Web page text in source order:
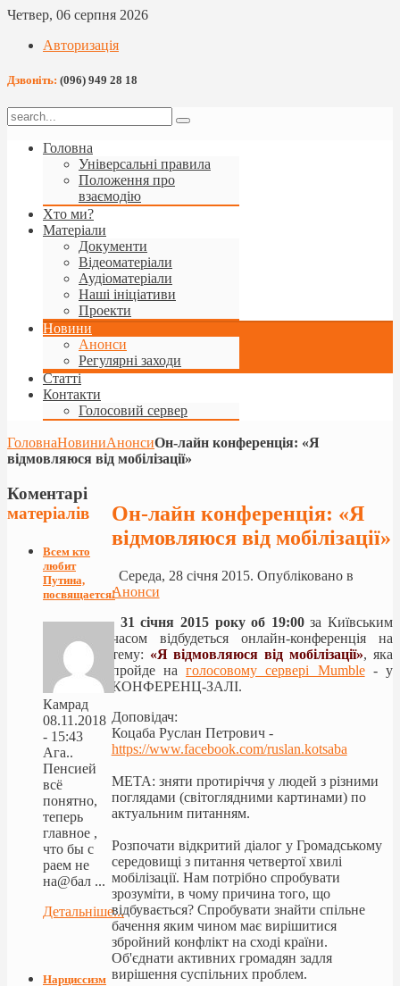
Четвер, 06 серпня 2026
Авторизація
Дзвоніть: (096) 949 28 18
Головна
Універсальні правила
Положення про
взаємодію
Хто ми?
Матеріали
Документи
Відеоматеріали
Аудіоматеріали
Наші ініціативи
Проекти
Новини
Анонси
Регулярні заходи
Статті
Контакти
Голосовий сервер
ГоловнаНовиниАнонсиОн-лайн конференцiя: «Я
відмовляюся від мобілізації»
Он-лайн конференцiя: «Я
відмовляюся від мобілізації»
Середа, 28 січня 2015. Опубліковано в
Анонси
31 сiчня 2015 рокуоб 19:00 за Київським
часом відбудеться онлайн-конференція на
тему: «Я відмовляюся від мобілізації»,яка
пройде на голосовому сервері Mumble- у
КОНФЕРЕНЦ-ЗАЛІ.
Доповідач:
Коцаба Руслан Петрович -
https://www.facebook.com/ruslan.kotsaba
МЕТА: зняти протиріччя у людей з різними
поглядами (світоглядними картинами) по
актуальним питанням.
Розпочати відкритий діалог у Громадському
середовищі з питання четвертої хвилі
мобілізації. Нам потрібно спробувати
зрозуміти, в чому причина того, що
відбувається? Спробувати знайти спільне
бачення яким чином має вирішитися
збройний конфлікт на сході країни.
Об'єднати активних громадян задля
вирішення суспільних проблем.
Коментарі
матеріалів
Всем кто
любит
Путина,
посвящается!
Камрад
08.11.2018
- 15:43
Ага..
Пенсией
всё
понятно,
теперь
главное ,
что бы с
раем не
на@бал ...
Детальніше...
Нарциссизм